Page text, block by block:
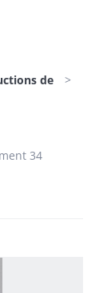
de
34